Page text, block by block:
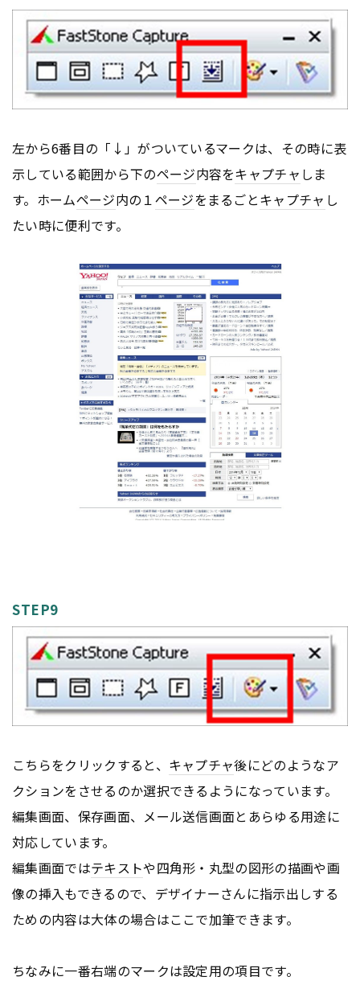
左から6番目の「↓」がついているマークは、その時に表
示している範囲から下のページ内容をキャプチャ しま
す。ホームページ内の１ ページをまるごとキャプチャ し
たい時に便利です。
STEP9
こちらをクリックすると、 キャプチャ後にどのようなア
クションをさせるのか選択できるようになっています。
編集画面、保存画面、メール送信画面とあらゆる用途に
対応しています。
編集画面ではテキストや四角形・丸型の図形の描画や画
像の挿入もできるので、デザイナーさんに指示出しする
ための内容は大体の場合はここで加筆できます。
ちなみに一番右端のマークは設定用の項目です。